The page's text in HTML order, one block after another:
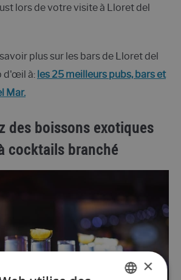
lors de votre visite à Lloret del
plus sur les bars de Lloret del
d'œil à: les 25 meilleurs pubs, bars et
Mar.
des boissons exotiques
cocktails branché
×